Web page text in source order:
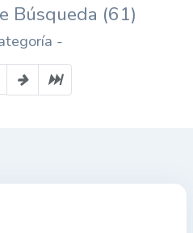
Búsqueda (61)
-